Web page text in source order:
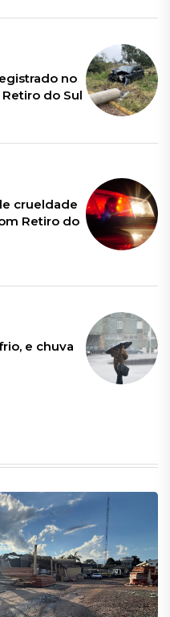
no
do Sul
crueldade
Retiro do
e chuva